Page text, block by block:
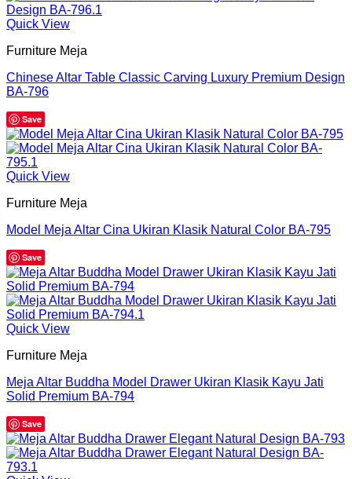
Quick View
Furniture Meja
Chinese Altar Table Classic Carving Luxury Premium Design
BA-796
Save
Quick View
Furniture Meja
Model Meja Altar Cina Ukiran Klasik Natural Color BA-795
Save
Quick View
Furniture Meja
Meja Altar Buddha Model Drawer Ukiran Klasik Kayu Jati
Solid Premium BA-794
Save